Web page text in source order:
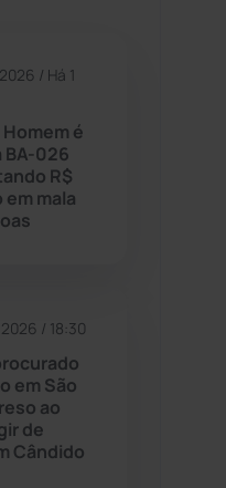
(1504)
(157)
/ Há 1
é
BA-026
R$
em mala
/ 18:30
em São
ao
de
Cândido